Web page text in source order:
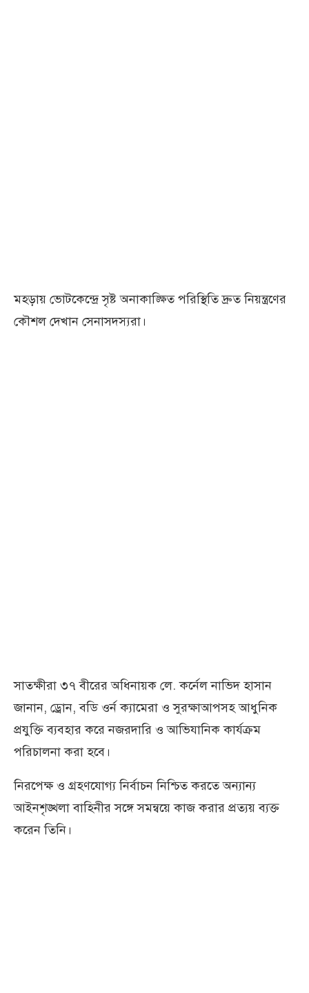
মহড়ায় ভোটকেন্দ্রে সৃষ্ট অনাকাঙ্ক্ষিত পরিস্থিতি দ্রুত নিয়ন্ত্রণের
কৌশল দেখান সেনাসদস্যরা।
সাতক্ষীরা ৩৭ বীরের অধিনায়ক লে. কর্নেল নাভিদ হাসান
জানান, ড্রোন, বডি ওর্ন ক্যামেরা ও সুরক্ষাআপসহ আধুনিক
প্রযুক্তি ব্যবহার করে নজরদারি ও আভিযানিক কার্যক্রম
পরিচালনা করা হবে।
নিরপেক্ষ ও গ্রহণযোগ্য নির্বাচন নিশ্চিত করতে অন্যান্য
আইনশৃঙ্খলা বাহিনীর সঙ্গে সমন্বয়ে কাজ করার প্রত্যয় ব্যক্ত
করেন তিনি।